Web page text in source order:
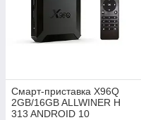
Смарт-приставка X96Q
2GB/16GB ALLWINER H
313 ANDROID 10